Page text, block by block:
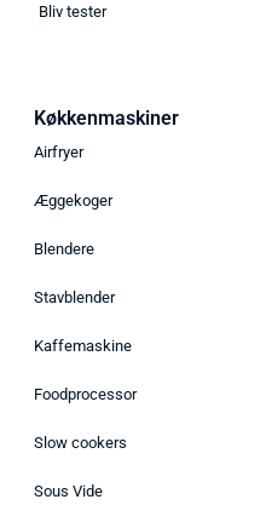
Bliv tester
Køkkenmaskiner
Airfryer
Æggekoger
Blendere
Stavblender
Kaffemaskine
Foodprocessor
Slow cookers
Sous Vide